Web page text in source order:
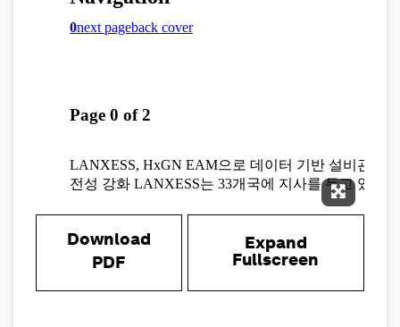
Expand
Download
PDF
Expand
Fullscreen